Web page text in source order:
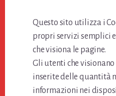
Questo sito utilizza i
propri servizi semplici
che visiona le pagine.
Gli utenti che
inserite delle quantità
informazioni nei